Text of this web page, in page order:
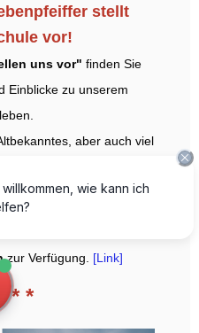
stellt
vor!
uns vor" finden Sie
Einblicke zu unserem
aber auch viel
sich![Link]
telefonisch oder per
zur Verfügung. [Link]
* *